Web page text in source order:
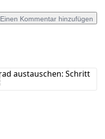
Einen Kommentar hinzufügen